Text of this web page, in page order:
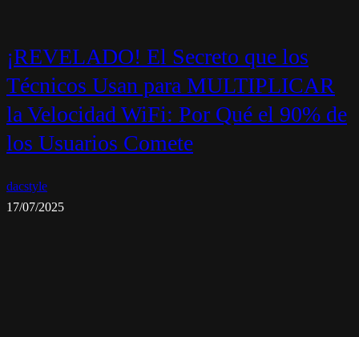
¡REVELADO! El Secreto que los
Técnicos Usan para MULTIPLICAR
la Velocidad WiFi: Por Qué el 90% de
los Usuarios Comete
dacstyle
17/07/2025